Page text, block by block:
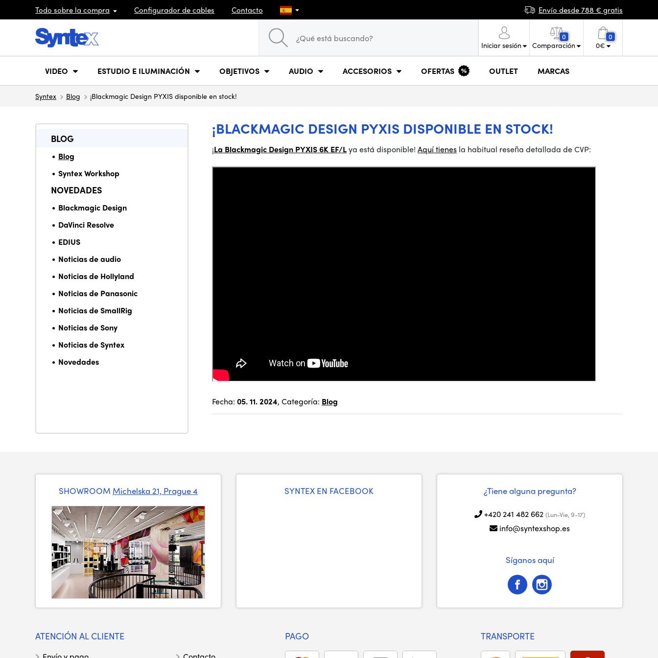
Todo sobre la compra Configurador de cables Contacto Envío desde 788 € gratis
Iniciar sesión
0
Comparación
0
0€
VIDEO ESTUDIO E ILUMINACIÓN OBJETIVOS AUDIO ACCESORIOS OFERTAS OUTLET MARCAS
Syntex Blog ¡Blackmagic Design PYXIS disponible en stock!
¡BLACKMAGIC DESIGN PYXIS DISPONIBLE EN STOCK!
BLOG
Blog
Syntex Workshop
NOVEDADES
Blackmagic Design
DaVinci Resolve
EDIUS
Noticias de audio
Noticias de Hollyland
Noticias de Panasonic
Noticias de SmallRig
Noticias de Sony
Noticias de Syntex
Novedades
¡La Blackmagic Design PYXIS 6K EF/Lya está disponible! Aquí tienes la habitual reseña detallada de CVP:
Fecha: 05. 11. 2024, Categoría: Blog
SHOWROOM Michelska 21, Prague 4 SYNTEX EN FACEBOOK ¿Tiene alguna pregunta?
+420 241 482 662 (Lun-Vie, 9-17)
info@syntexshop.es
Síganos aquí
ATENCIÓN AL CLIENTE PAGO TRANSPORTE